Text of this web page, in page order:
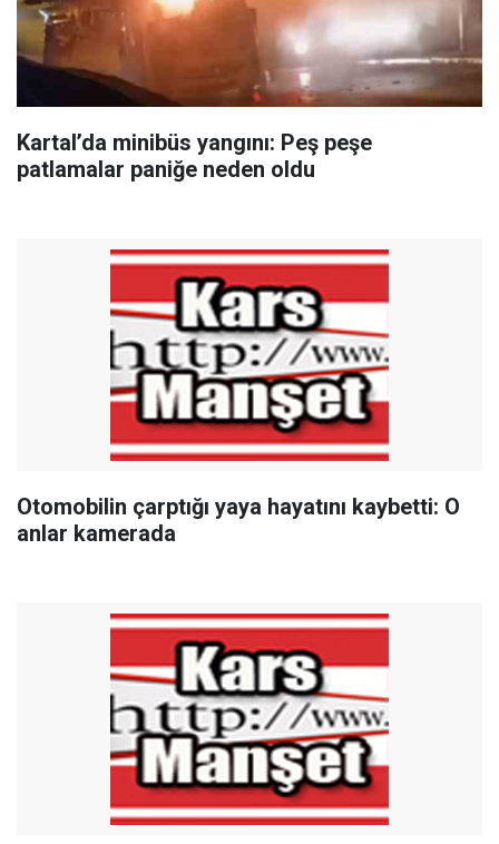
Kartal’da minibüs yangını: Peş peşe
patlamalar paniğe neden oldu
Otomobilin çarptığı yaya hayatını kaybetti: O
anlar kamerada